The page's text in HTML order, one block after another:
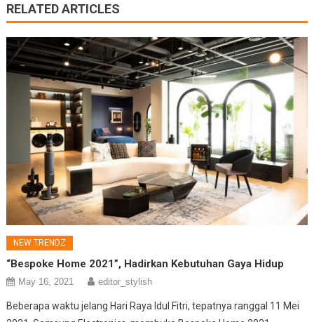
RELATED ARTICLES
NEW TRENDZ
“Bespoke Home 2021”, Hadirkan Kebutuhan Gaya Hidup
May 16, 2021 editor_stylish
Beberapa waktu jelang Hari Raya Idul Fitri, tepatnya ranggal 11 Mei